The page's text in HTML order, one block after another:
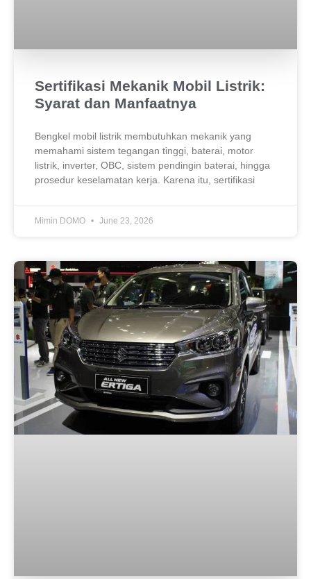
Sertifikasi Mekanik Mobil Listrik:
Syarat dan Manfaatnya
Bengkel mobil listrik membutuhkan mekanik yang
memahami sistem tegangan tinggi, baterai, motor
listrik, inverter, OBC, sistem pendingin baterai, hingga
prosedur keselamatan kerja. Karena itu, sertifikasi
Mimin DOMO June 23, 2026